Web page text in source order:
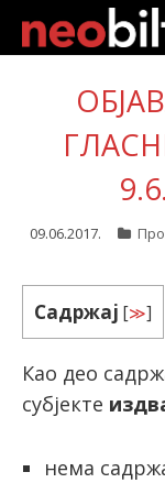
Почетна
Претрага
Актуелно
Подаци
Линкови
Претплата
Пријава
09.06.2017.
Садржај [≫]
Као део
субјекте
нема